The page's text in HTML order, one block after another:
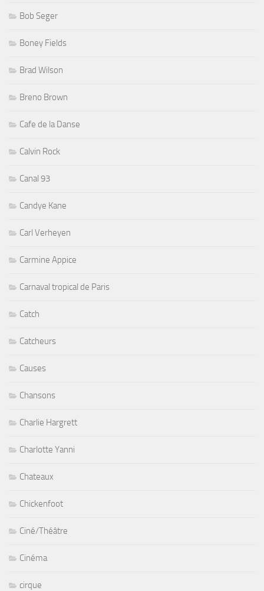
Bob Seger
Boney Fields
Brad Wilson
Breno Brown
Cafe de la Danse
Calvin Rock
Canal 93
Candye Kane
Carl Verheyen
Carmine Appice
Carnaval tropical de Paris
Catch
Catcheurs
Causes
Chansons
Charlie Hargrett
Charlotte Yanni
Chateaux
Chickenfoot
Ciné/Théâtre
Cinéma
cirque